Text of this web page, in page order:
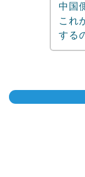
中国
これ
する